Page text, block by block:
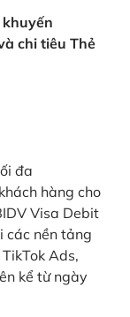
chi tiêu Thẻ
đa
hàng cho
Visa Debit
nền tảng
Ads,
kể từ ngày